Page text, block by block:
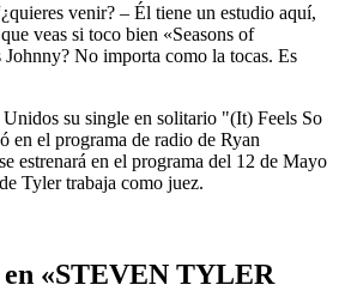
venir? – Él tiene un estudio aquí,
veas si toco bien «Seasons of
No importa como la tocas. Es
su single en solitario "(It) Feels So
en el programa de radio de Ryan
estrenará en el programa del 12 de Mayo
Tyler trabaja como juez.
en «STEVEN TYLER